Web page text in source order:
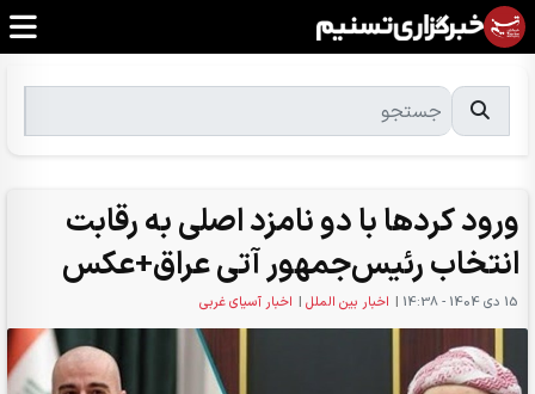
ورود کردها با دو نامزد اصلی به رقابت
انتخاب رئیس‌جمهور آتی عراق+عکس
15 دی 1404 - 14:38 | اخبار بین الملل | اخبار آسیای غربی